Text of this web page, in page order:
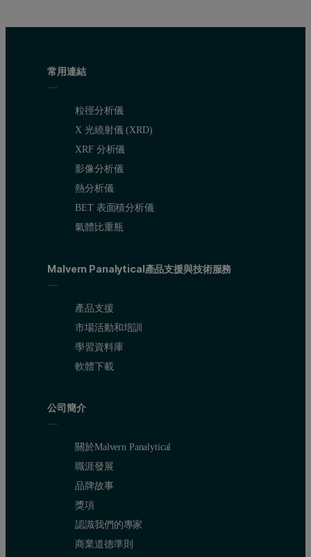
常用連結
粒徑分析儀
X 光繞射儀 (XRD)
XRF 分析儀
影像分析儀
熱分析儀
BET 表面積分析儀
氣體比重瓶
Malvern Panalytical產品支援與技術服務
產品支援
市場活動和培訓
學習資料庫
軟體下載
公司簡介
關於Malvern Panalytical
職涯發展
品牌故事
獎項
認識我們的專家
商業道德準則